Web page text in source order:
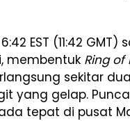
EST (11:42 GMT)
membentuk Ring of
sekitar
yang gelap.
tepat di pusat